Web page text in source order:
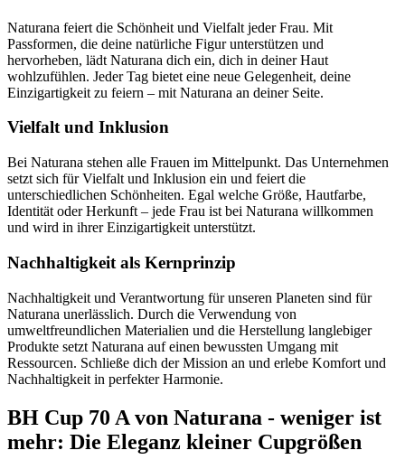
Naturana feiert die Schönheit und Vielfalt jeder Frau. Mit
Passformen, die deine natürliche Figur unterstützen und
hervorheben, lädt Naturana dich ein, dich in deiner Haut
wohlzufühlen. Jeder Tag bietet eine neue Gelegenheit, deine
Einzigartigkeit zu feiern – mit Naturana an deiner Seite.
Vielfalt und Inklusion
Bei Naturana stehen alle Frauen im Mittelpunkt. Das Unternehmen
setzt sich für Vielfalt und Inklusion ein und feiert die
unterschiedlichen Schönheiten. Egal welche Größe, Hautfarbe,
Identität oder Herkunft – jede Frau ist bei Naturana willkommen
und wird in ihrer Einzigartigkeit unterstützt.
Nachhaltigkeit als Kernprinzip
Nachhaltigkeit und Verantwortung für unseren Planeten sind für
Naturana unerlässlich. Durch die Verwendung von
umweltfreundlichen Materialien und die Herstellung langlebiger
Produkte setzt Naturana auf einen bewussten Umgang mit
Ressourcen. Schließe dich der Mission an und erlebe Komfort und
Nachhaltigkeit in perfekter Harmonie.
BH Cup 70 A von Naturana - weniger ist
mehr: Die Eleganz kleiner Cupgrößen